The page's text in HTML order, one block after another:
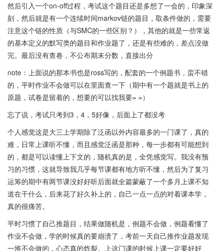
然后引入一个on-off过程，考试这个题目还是多想了一会的，印象深
刻，然后就是有一个连续时间markov链的题目，取条件做的，需要
注意这个链的性质（与SMC的一些区别？），其他的就是一些常返
的基本定义的默写类的题目和作业题了，还是有些难的，差点没做
完。最后没有查卷，不公布期末分数，直接出分
note：上面说的那本书也是ross写的，配套的一个例题书，蛮不错
的，平时作业不会做可以在里面查一下（期中有一个题就是书上的
原题，试卷是留着的，想要的可以找我要= =）
忘了说，考试只考到3，4，5好像，后面上了都没考
个人感觉这是大三上学期除了泛函以外内容最多的一门课了，真的
难，日常上课听不懂，而且感觉泛函是那种，每一步都有可能想到
的，都是可以读懂上下文的，随机真的是，全凭感觉写。我没有预
习的习惯，这就导致我几乎每节课都有地方听不懂，然后为了复习
运筹的期中有两节课没好好听后面就全篇蒙蔽了一个多月上课不知
道在干什么，后来花了好久补上的，自己一点一点的对着课本学，
真的很痛苦。
平时习惯了自己推题目，结果做随机是，例题不会做，例题看懂了
作业不会做，学的时候真的要崩溃了，考前一天自己推作业题发现
一堆不会做的，心态真的炸裂。上这门课的时候上课一定要好好